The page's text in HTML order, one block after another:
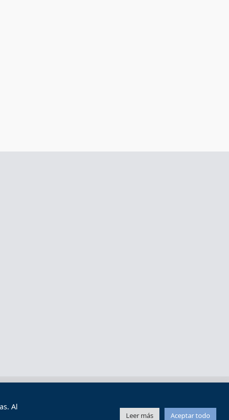
Al
Leer más Aceptar todo